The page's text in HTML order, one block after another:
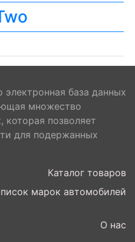
электронная база данных
множество
которая позволяет
для подержанных
Каталог товаров
марок автомобилей
О нас